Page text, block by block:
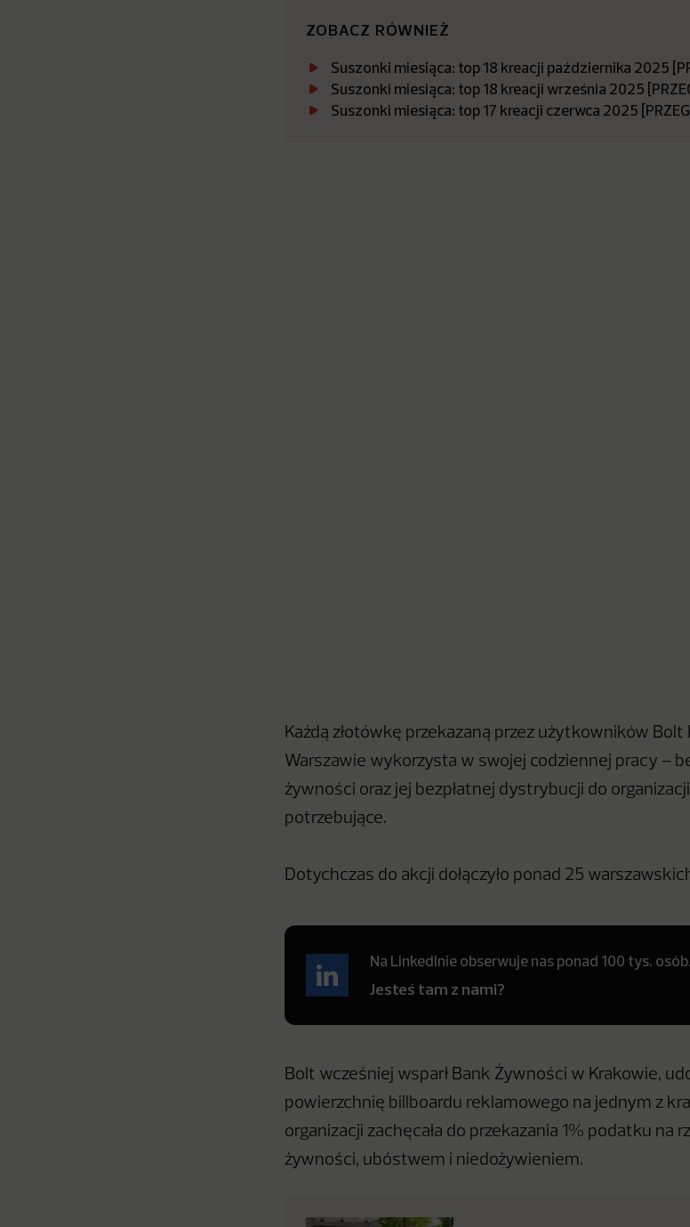
ZOBACZ RÓWNIEŻ
Suszonki miesiąca: top 18 kreacji października 2025
Suszonki miesiąca: top 18 kreacji września 2025
Suszonki miesiąca: top 17 kreacji czerwca 2025
Każdą złotówkę przekazaną przez użytkowników Bolt
Warszawie wykorzysta w swojej codziennej pracy –
żywności oraz jej bezpłatnej dystrybucji do
potrzebujące.
Dotychczas do akcji dołączyło ponad 25
Na LinkedInie obserwuje nas ponad 100 tys. osób.
Jesteś tam z nami?
Bolt wcześniej wsparł Bank Żywności w Krakowie,
powierzchnię billboardu reklamowego na jednym z
organizacji zachęcała do przekazania 1% podatku na
żywności, ubóstwem i niedożywieniem.